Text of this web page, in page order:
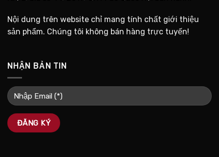
Nội dung trên website chỉ mang tính chất giới thiệu
sản phẩm. Chúng tôi không bán hàng trực tuyến!
NHẬN BẢN TIN